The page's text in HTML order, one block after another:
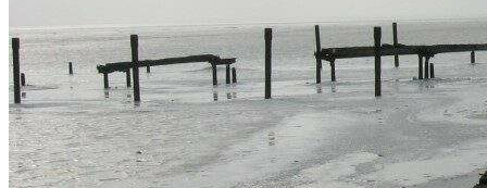
WEBCAMZ
WEBCAM 24H
WEBER – KONFORM
RÜGEN PUTBUS